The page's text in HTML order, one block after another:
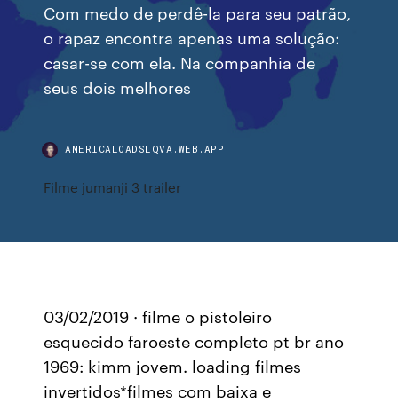
Com medo de perdê-la para seu patrão,
o rapaz encontra apenas uma solução:
casar-se com ela. Na companhia de
seus dois melhores
AMERICALOADSLQVA.WEB.APP
Filme jumanji 3 trailer
03/02/2019 · filme o pistoleiro
esquecido faroeste completo pt br ano
1969: kimm jovem. loading filmes
invertidos*filmes com baixa e